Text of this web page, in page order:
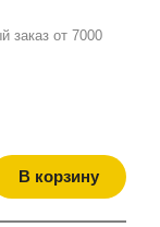
заказ от 7000
В корзину